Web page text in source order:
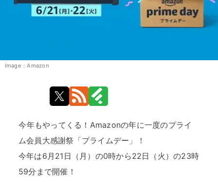
Image：Amazon
今年もやってくる！Amazonの年に一度のプライ
ム会員大感謝祭「プライムデー」！
今年は6月21日（月）の0時から22日（火）の23時
59分まで開催！